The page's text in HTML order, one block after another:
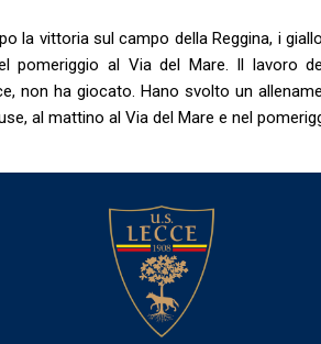
la vittoria sul campo della Reggina, i
pomeriggio al Via del Mare. Il lavoro
non ha giocato. Hano svolto un
al mattino al Via del Mare e nel